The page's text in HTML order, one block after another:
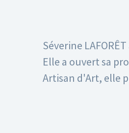
Séverine
Elle a ouvert sa
Artisan d'Art, elle